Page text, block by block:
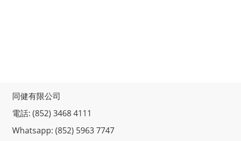
同健有限公司
電話: (852) 3468 4111
Whatsapp: (852) 5963 7747